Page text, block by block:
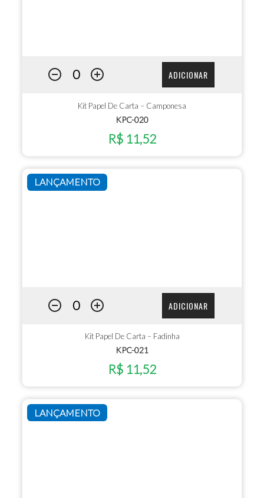
ADICIONAR
Kit Papel De Carta – Camponesa
KPC-020
R$ 11,52
LANÇAMENTO
ADICIONAR
Kit Papel De Carta – Fadinha
KPC-021
R$ 11,52
LANÇAMENTO